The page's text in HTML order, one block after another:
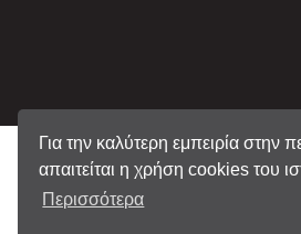
Για την καλύτερη εμπειρία στην
απαιτείται η χρήση cookies του
Περισσότερα